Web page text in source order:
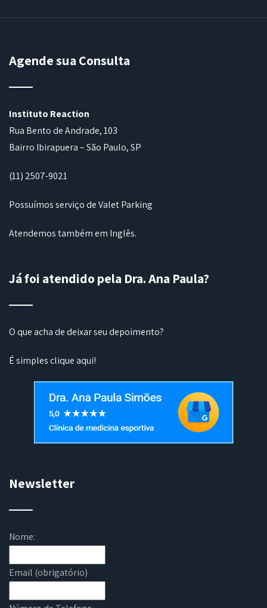
Agende sua Consulta
Instituto Reaction
Rua Bento de Andrade, 103
Bairro Ibirapuera – São Paulo, SP
(11) 2507-9021
Possuímos serviço de Valet Parking
Atendemos também em Inglês.
Já foi atendido pela Dra. Ana Paula?
O que acha de deixar seu depoimento?
É simplesclique aqui!
Newsletter
Nome:
Email (obrigatório)